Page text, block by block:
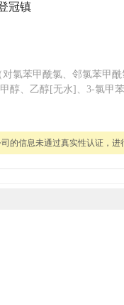
冠镇
氯苯甲酰氯、邻氯苯甲
醇、乙醇[无水]、3-氯甲
的信息未通过真实性认证，